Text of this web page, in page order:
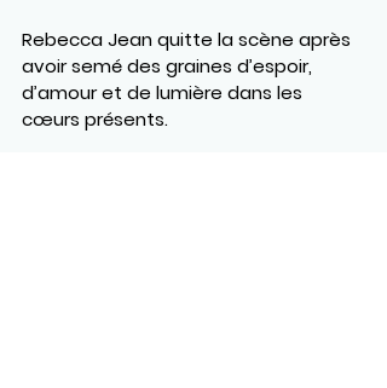
Rebecca Jean quitte la scène après
avoir semé des graines d’espoir,
d’amour et de lumière dans les
cœurs présents.